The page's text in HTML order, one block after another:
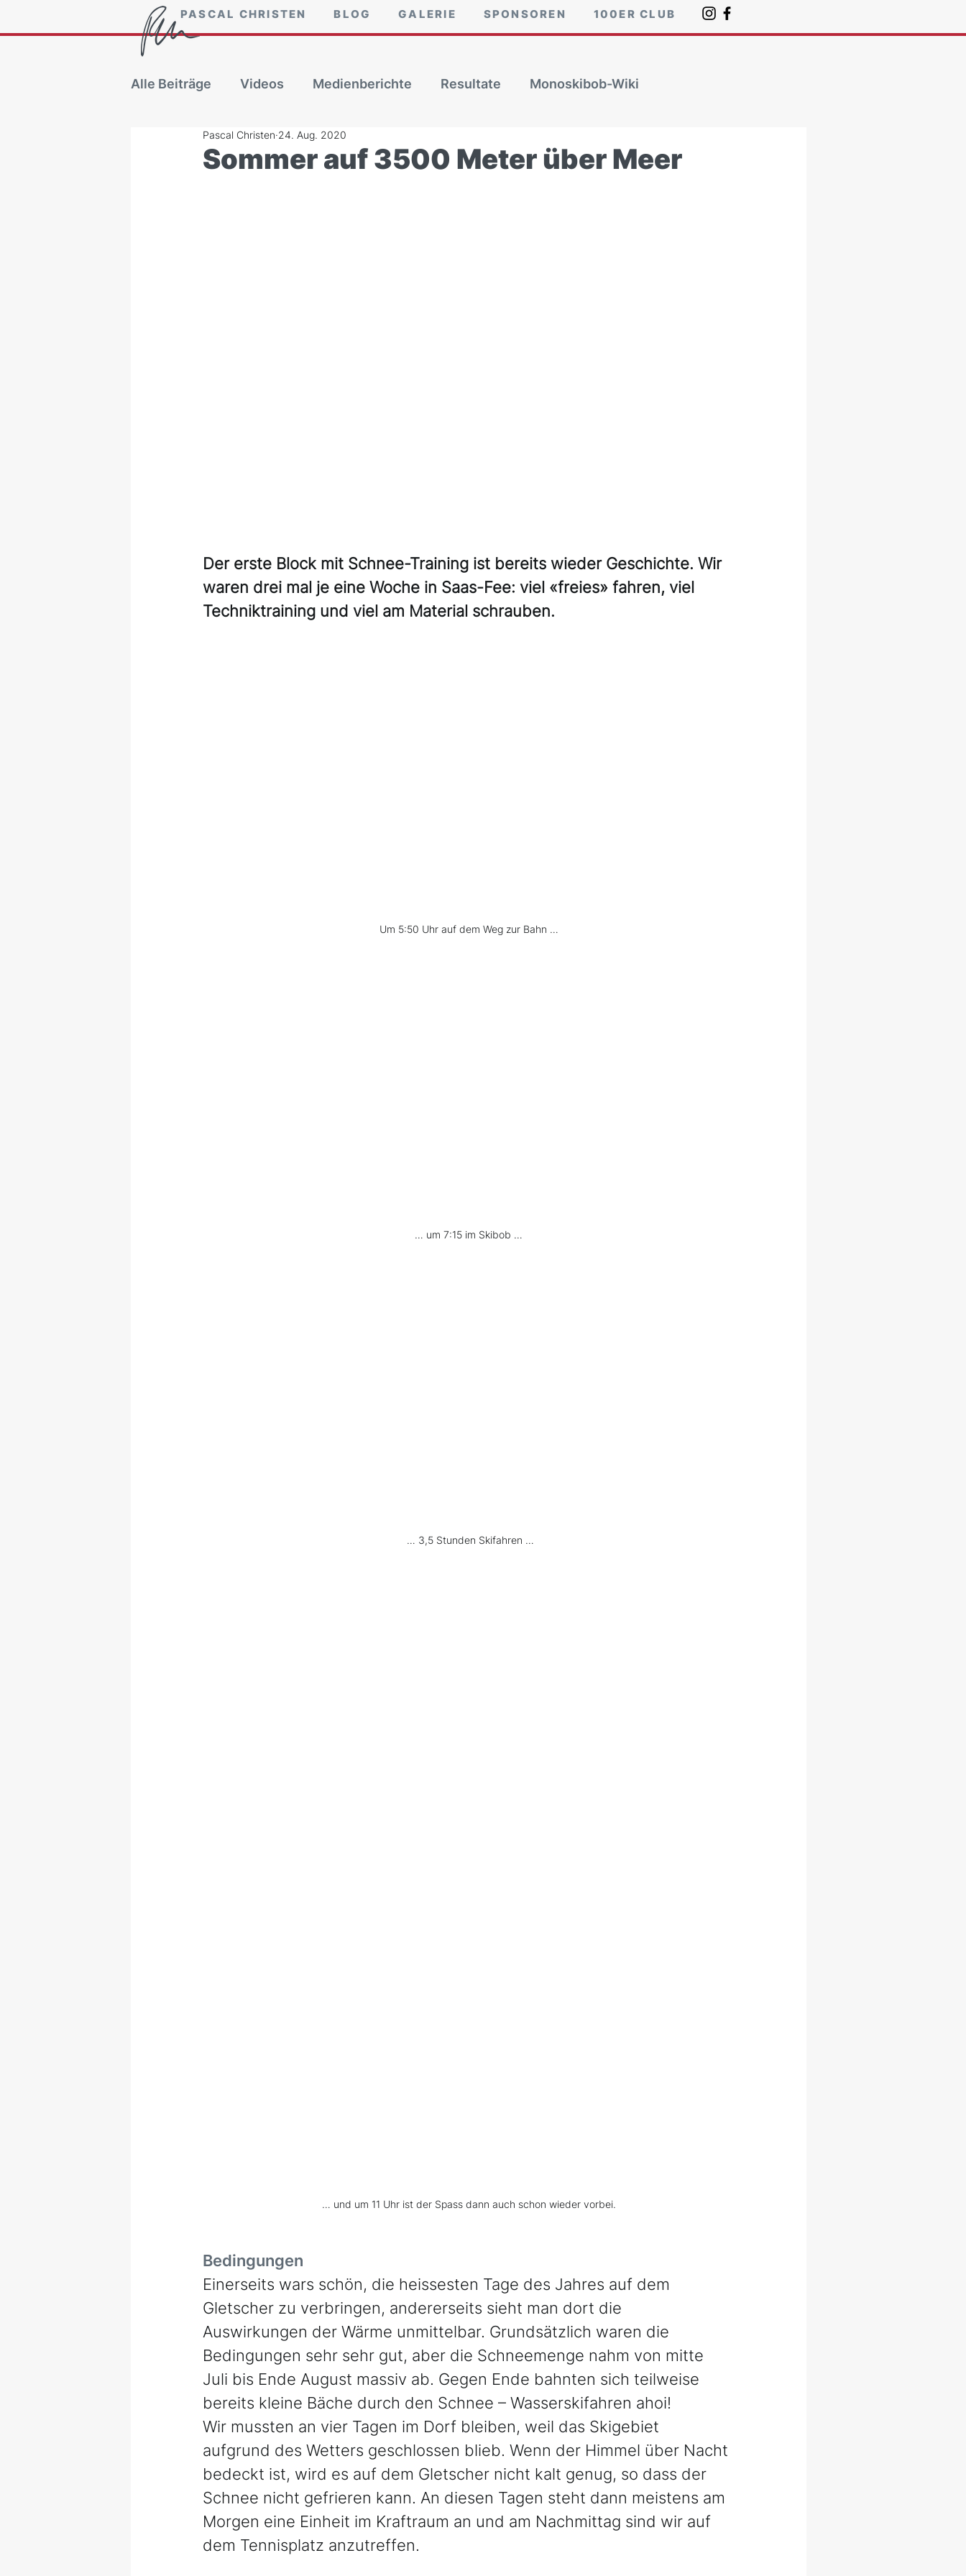
PASCAL CHRISTEN BLOG GALERIE SPONSOREN 100ER CLUB
Alle Beiträge Videos Medienberichte Resultate Monoskibob-Wiki
Sommer auf 3500 Meter über Meer
Pascal Christen 24. Aug. 2020
Der erste Block mit Schnee-Training ist bereits wieder Geschichte. Wir
waren drei mal je eine Woche in Saas-Fee: viel «freies» fahren, viel
Techniktraining und viel am Material schrauben.
Um 5:50 Uhr auf dem Weg zur Bahn …
… um 7:15 im Skibob …
… 3,5 Stunden Skifahren …
… und um 11 Uhr ist der Spass dann auch schon wieder vorbei.
Bedingungen
Einerseits wars schön, die heissesten Tage des Jahres auf dem
Gletscher zu verbringen, andererseits sieht man dort die
Auswirkungen der Wärme unmittelbar. Grundsätzlich waren die
Bedingungen sehr sehr gut, aber die Schneemenge nahm von mitte
Juli bis Ende August massiv ab. Gegen Ende bahnten sich teilweise
bereits kleine Bäche durch den Schnee – Wasserskifahren ahoi!
Wir mussten an vier Tagen im Dorf bleiben, weil das Skigebiet
aufgrund des Wetters geschlossen blieb. Wenn der Himmel über Nacht
bedeckt ist, wird es auf dem Gletscher nicht kalt genug, so dass der
Schnee nicht gefrieren kann. An diesen Tagen steht dann meistens am
Morgen eine Einheit im Kraftraum an und am Nachmittag sind wir auf
dem Tennisplatz anzutreffen.